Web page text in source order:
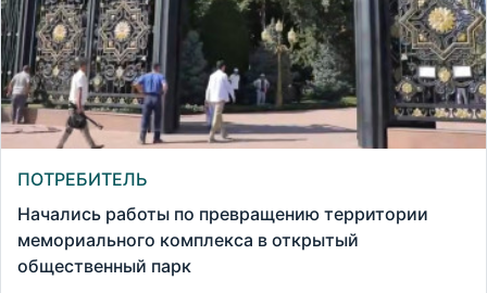
ПОТРЕБИТЕЛЬ
Начались работы по превращению территории
мемориального комплекса в открытый
общественный парк